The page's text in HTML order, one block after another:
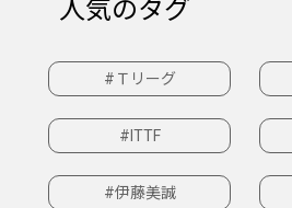
人気のタグ
#Ｔリーグ
#ITTF
#伊藤美誠